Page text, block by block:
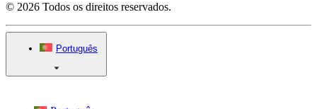
© 2026 Todos os direitos reservados.
Português